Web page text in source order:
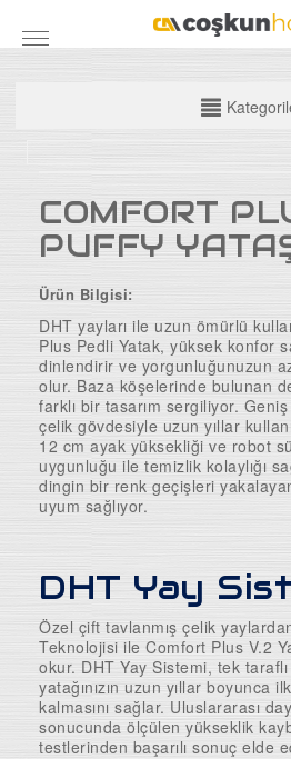
Yemek Odası
Koltuk Takımları
Maxi Takımlar
Köşe Takımları
TV Üniteleri
Bazalar
Baza Başlıkları
Ortapedik Yataklar
Bebek Odaları
Genç Odaları
Bahçe Mobilyaları
Düğün Paketleri
COMFORT
PUFFY
Ürün Bilgisi:
DHT yayları ile uzun ömürlü
Plus Pedli Yatak, yüksek konfor
dinlendirir ve yorgunluğunuzun
olur. Baza köşelerinde bulunan
farklı bir tasarım sergiliyor.
çelik gövdesiyle uzun yıllar
12 cm ayak yüksekliği ve robot
uygunluğu ile temizlik kolaylığı
dingin bir renk geçişleri
uyum sağlıyor.
DHT Yay
Özel çift tavlanmış çelik
Teknolojisi ile Comfort Plus V.2
okur. DHT Yay Sistemi, tek
yatağınızın uzun yıllar boyunca
kalmasını sağlar. Uluslararası
sonucunda ölçülen yükseklik
testlerinden başarılı sonuç elde